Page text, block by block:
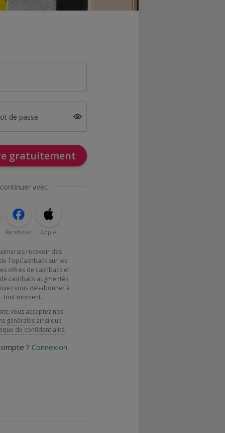
de passe
gratuitement
avec
Facebook Apple
recevoir des
TopCashback sur les
offres de cashback et
cashback augmentés.
vous désabonner à
tout moment.
vous acceptez nos
générales ainsi que
de confidentialité.
? Connexion